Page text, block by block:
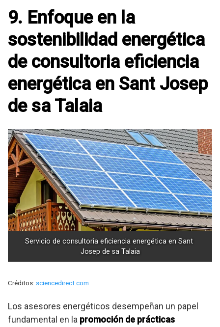
9. Enfoque en la
sostenibilidad energética
de consultoria eficiencia
energética en Sant Josep
de sa Talaia
Servicio de consultoria eficiencia energética en Sant
Josep de sa Talaia
Créditos: sciencedirect.com
Los asesores energéticos desempeñan un papel
fundamental en la promoción de prácticas